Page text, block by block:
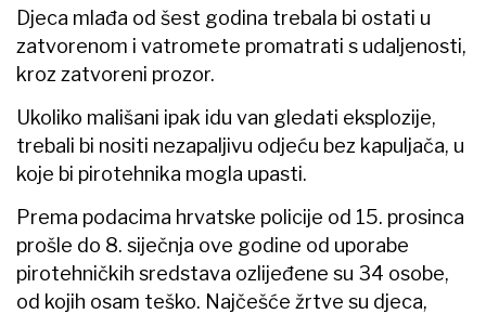
Djeca mlađa od šest godina trebala bi ostati u
zatvorenom i vatromete promatrati s udaljenosti,
kroz zatvoreni prozor.
Ukoliko mališani ipak idu van gledati eksplozije,
trebali bi nositi nezapaljivu odjeću bez kapuljača, u
koje bi pirotehnika mogla upasti.
Prema podacima hrvatske policije od 15. prosinca
prošle do 8. siječnja ove godine od uporabe
pirotehničkih sredstava ozlijeđene su 34 osobe,
od kojih osam teško. Najčešće žrtve su djeca,